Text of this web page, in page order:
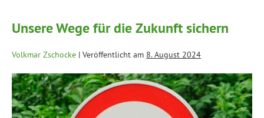
Unsere Wege für die Zukunft sichern
Volkmar Zschocke | Veröffentlicht am 8. August 2024